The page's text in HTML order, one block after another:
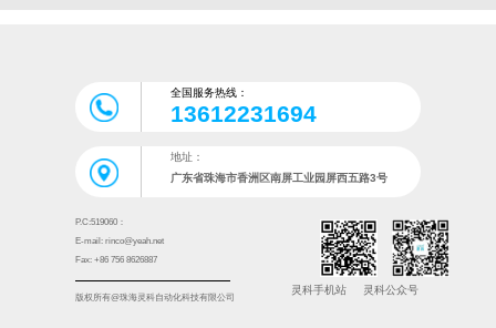
全国服务热线：
13612231694
地址：
广东省珠海市香洲区南屏工业园屏西五路3号
P.C:519060：
E-mail: rinco@yeah.net
Fax: +86 756 8626887
版权所有@珠海灵科自动化科技有限公司
灵科手机站 灵科公众号